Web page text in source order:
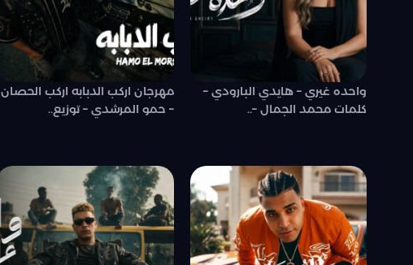
واحده غيري – هايدي البارودي –
كلمات محمد الجمال –..
مهرجان اركب الدبابه اركب الحصان
– حمو المرشدي – توزيع..